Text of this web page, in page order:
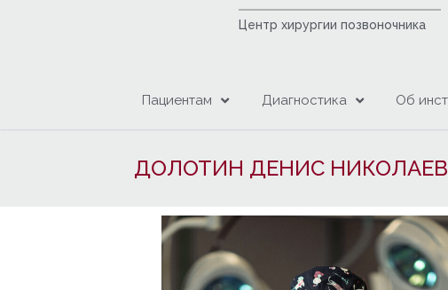
Центр хирургии позвоночника
Пациентам Диагностика Об
ДОЛОТИН ДЕНИС